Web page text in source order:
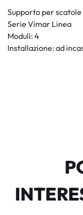
Supporto per scatole
Serie Vimar Linea
Moduli: 4
Installazione: ad